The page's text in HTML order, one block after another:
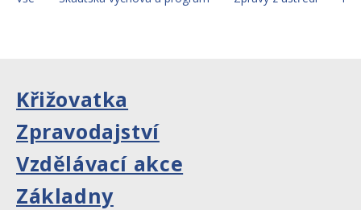
Křižovatka
Zpravodajství
Vzdělávací akce
Základny